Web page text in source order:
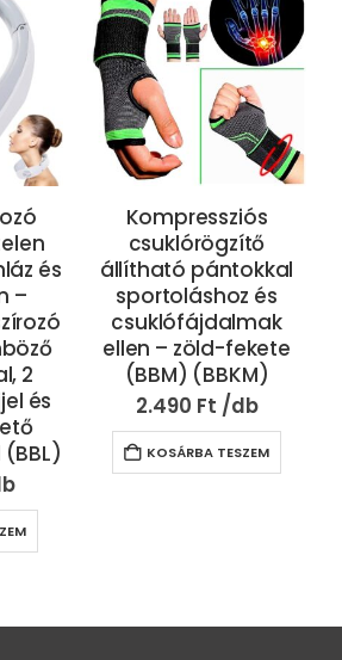
és
–
2
és
Kompressziós
csuklórögzítő
állítható pántokkal
sportoláshoz és
csuklófájdalmak
ellen – zöld-fekete
(BBM) (BBKM)
2.490 Ft
KOSÁRBA TESZEM